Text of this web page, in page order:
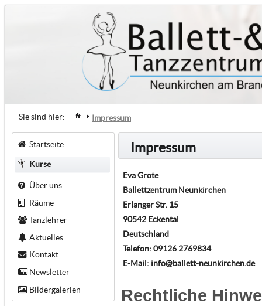
Sie sind hier: Impressum
Startseite
Kurse
Über uns
Räume
Tanzlehrer
Aktuelles
Kontakt
Newsletter
Bildergalerien
Impressum
Eva Grote
Ballettzentrum Neunkirchen
Erlanger Str. 15
90542 Eckental
Deutschland
Telefon: 09126 2769834
E-Mail: info@ballett-neunkirchen.de
Rechtliche